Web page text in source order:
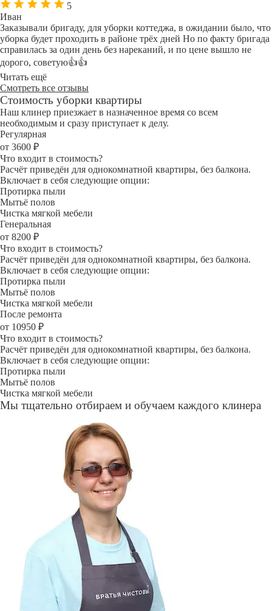
5
Иван
Заказывали бригаду, для уборки коттеджа, в ожидании было, что
уборка будет проходить в районе трёх дней Но по факту бригада
справилась за один день без нареканий, и по цене вышло не
дорого, советую👍👍
Читать ещё
Смотреть все отзывы
Стоимость уборки квартиры
Наш клинер приезжает в назначенное время со всем
необходимым и сразу приступает к делу.
Регулярная
от 3600 ₽
Что входит в стоимость?
Расчёт приведён для однокомнатной квартиры, без балкона.
Включает в себя следующие опции:
Протирка пыли
Мытьё полов
Чистка мягкой мебели
Генеральная
от 8200 ₽
Что входит в стоимость?
Расчёт приведён для однокомнатной квартиры, без балкона.
Включает в себя следующие опции:
Протирка пыли
Мытьё полов
Чистка мягкой мебели
После ремонта
от 10950 ₽
Что входит в стоимость?
Расчёт приведён для однокомнатной квартиры, без балкона.
Включает в себя следующие опции:
Протирка пыли
Мытьё полов
Чистка мягкой мебели
Мы тщательно отбираем и обучаем каждого клинера